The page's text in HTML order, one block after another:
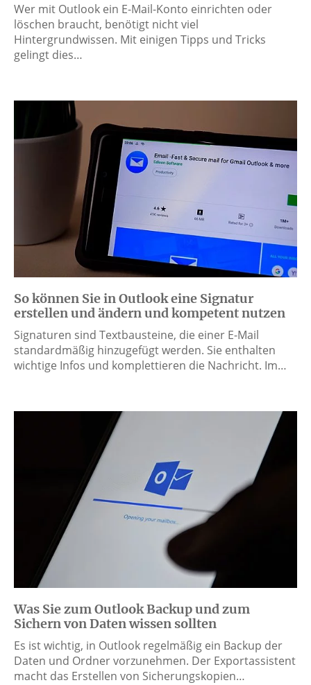
Wer mit Outlook ein E-Mail-Konto einrichten oder
löschen braucht, benötigt nicht viel
Hintergrundwissen. Mit einigen Tipps und Tricks
gelingt dies…
So können Sie in Outlook eine Signatur
erstellen und ändern und kompetent nutzen
Signaturen sind Textbausteine, die einer E-Mail
standardmäßig hinzugefügt werden. Sie enthalten
wichtige Infos und komplettieren die Nachricht. Im…
Was Sie zum Outlook Backup und zum
Sichern von Daten wissen sollten
Es ist wichtig, in Outlook regelmäßig ein Backup der
Daten und Ordner vorzunehmen. Der Exportassistent
macht das Erstellen von Sicherungskopien…